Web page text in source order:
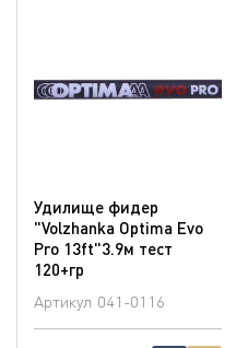
Удилище фидер
"Volzhanka Optima Evo
Pro 13ft"3.9м тест
120+гр
Артикул 041-0116